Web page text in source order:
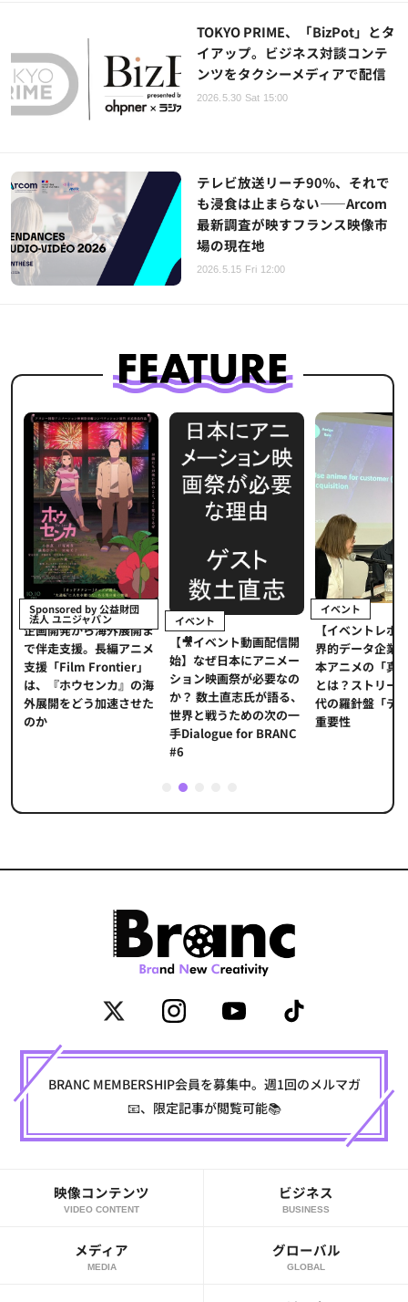
TOKYO PRIME、「BizPot」とタ
イアップ。ビジネス対談コンテ
ンツをタクシーメディアで配信
2026.5.30 Sat 15:00
テレビ放送リーチ90%、それで
も浸食は止まらない——Arcom
最新調査が映すフランス映像市
場の現在地
2026.5.15 Fri 12:00
Sponsored by 公益財団
法人 ユニジャパン
企画開発から海外展開ま
で伴走支援。長編アニメ
支援「Film Frontier」
は、『ホウセンカ』の海
外展開をどう加速させた
のか
イベント
【🎥イベント動画配信開
始】なぜ日本にアニメー
ション映画祭が必要なの
か？ 数土直志氏が語る、
世界と戦うための次の一
手Dialogue for BRANC
#6
イベント
【イベントレポ
界的データ企業
本アニメの「真
とは？ストリー
代の羅針盤「デ
重要性
2
BRANC MEMBERSHIP会員を募集中。週1回のメルマガ
📧、限定記事が閲覧可能📚
映像コンテンツ
VIDEO CONTENT
ビジネス
BUSINESS
メディア
MEDIA
グローバル
GLOBAL